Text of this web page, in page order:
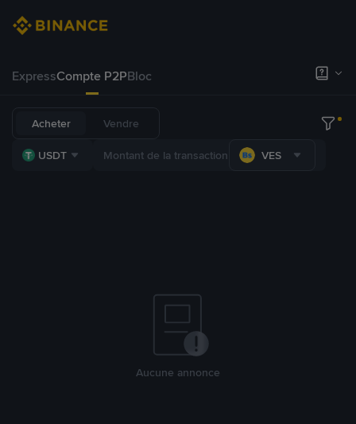
ExpressCompte P2PBloc
Acheter Vendre
USDT VES
Aucune annonce